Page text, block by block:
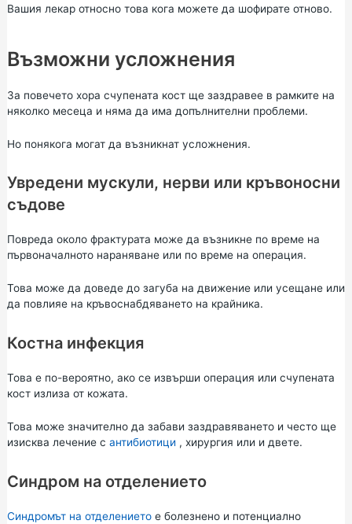
Вашия лекар относно това кога можете да шофирате отново.
Възможни усложнения
За повечето хора счупената кост ще заздравее в рамките на
няколко месеца и няма да има допълнителни проблеми.
Но понякога могат да възникнат усложнения.
Увредени мускули, нерви или кръвоносни
съдове
Повреда около фрактурата може да възникне по време на
първоначалното нараняване или по време на операция.
Това може да доведе до загуба на движение или усещане или
да повлияе на кръвоснабдяването на крайника.
Костна инфекция
Това е по-вероятно, ако се извърши операция или счупената
кост излиза от кожата.
Това може значително да забави заздравяването и често ще
изисква лечение с антибиотици , хирургия или и двете.
Синдром на отделението
Синдромът на отделениетое болезнено и потенциално